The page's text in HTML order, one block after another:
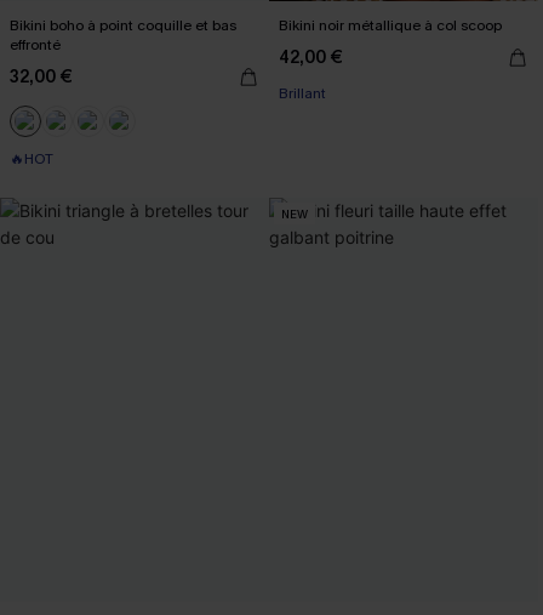
Bikini boho à point coquille et bas
effronté
32,00 €
🔥HOT
Bikini noir métallique à col scoop
42,00 €
Brillant
NEW